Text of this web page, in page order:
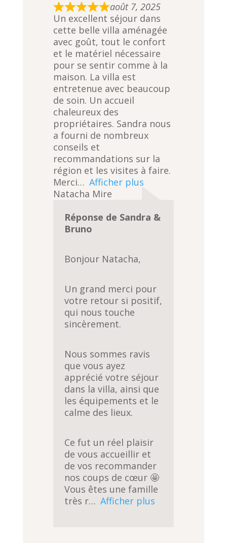
R
a
t
e
d
5
,
0
o
u
t
o
f
5
août 7, 2025
Un excellent séjour dans
cette belle villa aménagée
avec goût, tout le confort
et le matériel nécessaire
pour se sentir comme à la
maison. La villa est
entretenue avec beaucoup
de soin. Un accueil
chaleureux des
propriétaires. Sandra nous
a fourni de nombreux
conseils et
recommandations sur la
région et les visites à faire.
Merci
Afficher plus
Natacha Mire
Réponse de Sandra &
Bruno
Bonjour Natacha,
Un grand merci pour
votre retour si positif,
qui nous touche
sincèrement.
Nous sommes ravis
que vous ayez
apprécié votre séjour
dans la villa, ainsi que
les équipements et le
calme des lieux.
Ce fut un réel plaisir
de vous accueillir et
de vos recommander
nos coups de cœur 🤩
Vous êtes une famille
très r
Afficher plus